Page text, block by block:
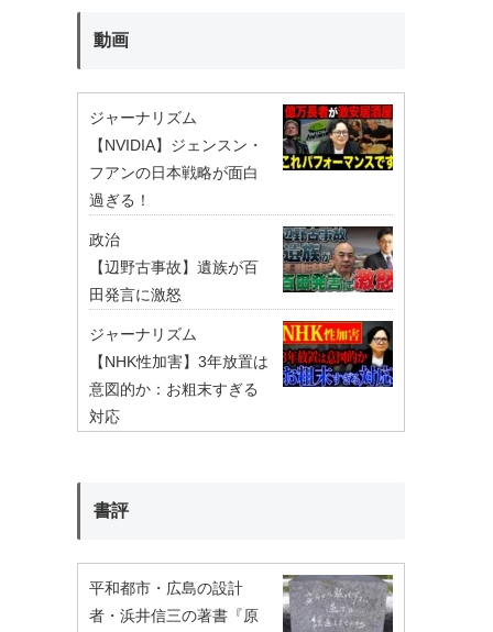
動画
ジャーナリズム
【NVIDIA】ジェンスン・
フアンの日本戦略が面白
過ぎる！
政治
【辺野古事故】遺族が百
田発言に激怒
ジャーナリズム
【NHK性加害】3年放置は
意図的か：お粗末すぎる
対応
書評
平和都市・広島の設計
者・浜井信三の著書『原